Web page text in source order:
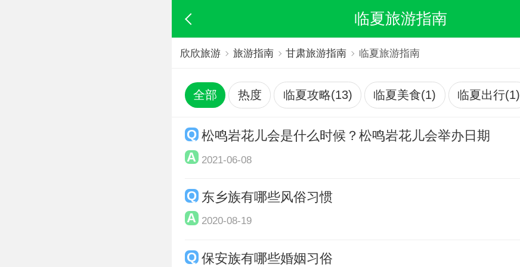
临夏旅游指南
欣欣旅游 旅游指南 甘肃旅游指南 临夏旅游指南
全部 热度 临夏攻略(13) 临夏美食(1) 临夏出行(1)
松鸣岩花儿会是什么时候？松鸣岩花儿会举办日期
2021-06-08
东乡族有哪些风俗习惯
2020-08-19
保安族有哪些婚姻习俗